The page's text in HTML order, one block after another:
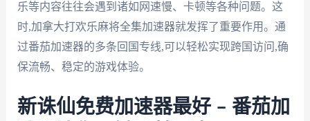
乐等内容往往会遇到诸如网速慢、卡顿等各种问题。这
时,加拿大打欢乐麻将全集加速器就发挥了重要作用。通
过番茄加速器的多条回国专线,可以轻松实现跨国访问,确
保流畅、稳定的游戏体验。
新诛仙免费加速器最好 – 番茄加